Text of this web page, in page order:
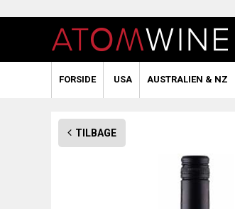
FORSIDE USA AUSTRALIEN & NZ
TILBAGE